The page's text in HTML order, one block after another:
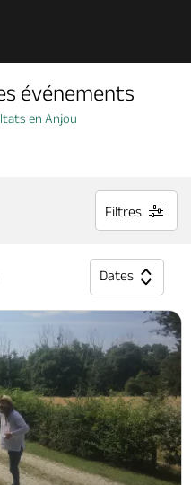
Comment venir ? Ecrivez-nous
événements
en Anjou
Filtres
Dates